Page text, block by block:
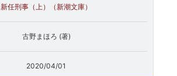
新任刑事（上）（新潮文庫）
古野まほろ (著)
2020/04/01